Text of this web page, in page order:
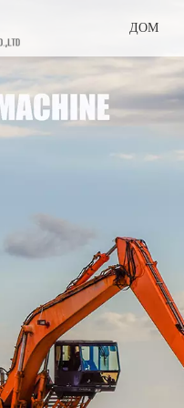
ДОМ